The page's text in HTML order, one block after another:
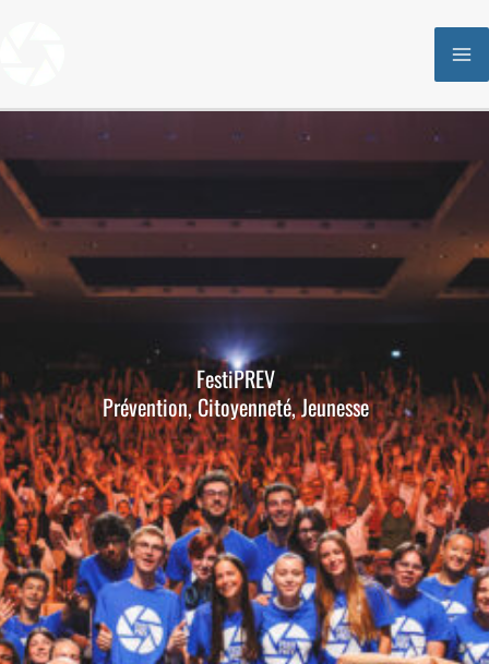
FestiPREV
Prévention, Citoyenneté, Jeunesse